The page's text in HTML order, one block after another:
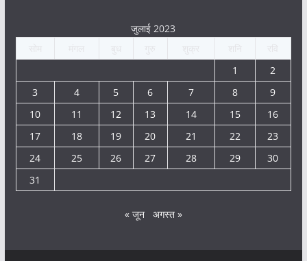
जुलाई 2023
1
2
3
4 5 6 7 8
9
10
11 12 13 14 15
16
17
18 19 20 21 22
23
24
25 26 27 28 29
30
31
« जून अगस्त »